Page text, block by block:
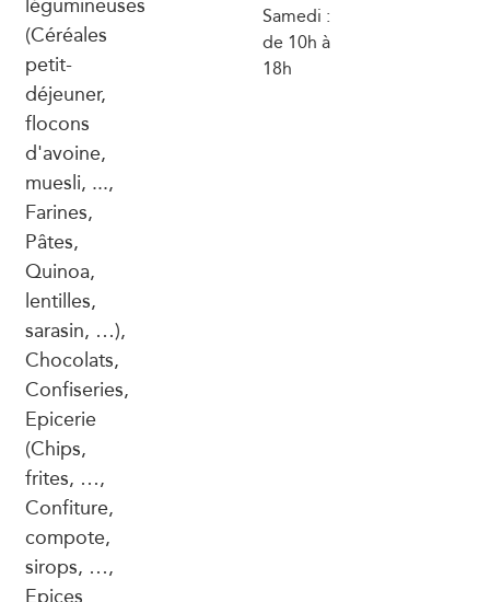
(Céréales
petit-
déjeuner,
flocons
d'avoine,
muesli, ...,
Farines,
Pâtes,
Quinoa,
lentilles,
sarasin, …),
Chocolats,
Confiseries,
Epicerie
(Chips,
frites, …,
Confiture,
compote,
sirops, …,
Epices
Samedi :
de 10h à
18h